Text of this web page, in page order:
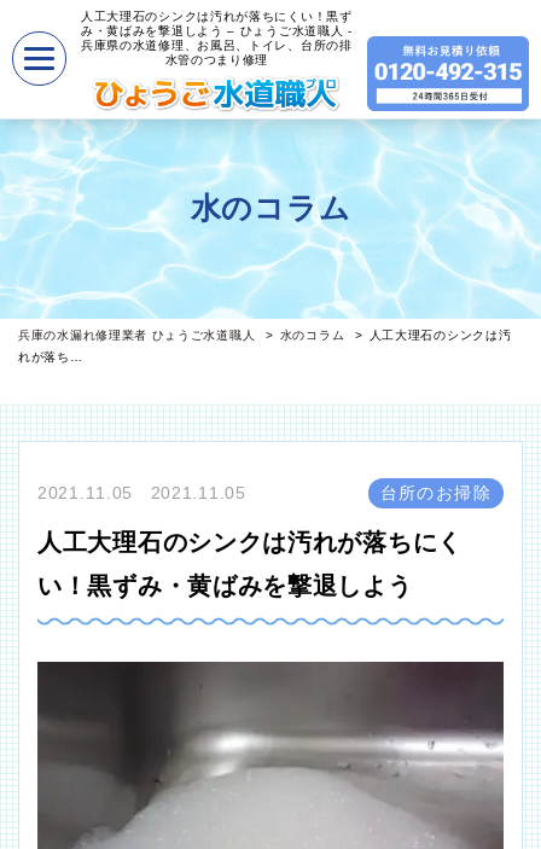
人工大理石のシンクは汚れが落ちにくい！黒ず
み・黄ばみを撃退しよう – ひょうご水道職人 -
兵庫県の水道修理、お風呂、トイレ、台所の排
水管のつまり修理
水のコラム
兵庫の水漏れ修理業者 ひょうご水道職人 水のコラム
人工大理石のシンクは汚
れが落ち…
2021.11.05 2021.11.05 台所のお掃除
人工大理石のシンクは汚れが落ちにく
い！黒ずみ・黄ばみを撃退しよう